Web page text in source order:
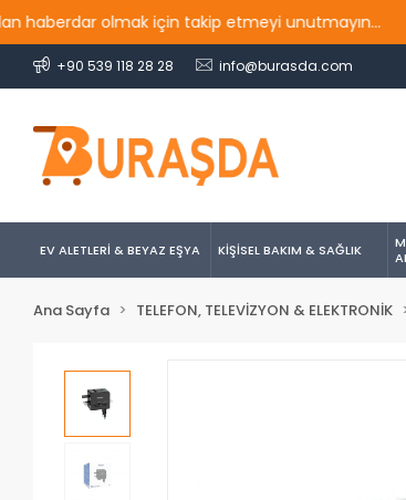
olmak için takip etmeyi unutmayın...
+90 539 118 28 28 info@burasda.com
EV ALETLERİ & BEYAZ EŞYA KİŞİSEL BAKIM & SAĞLIK
Ana Sayfa TELEFON, TELEVİZYON & ELEKTRONİK